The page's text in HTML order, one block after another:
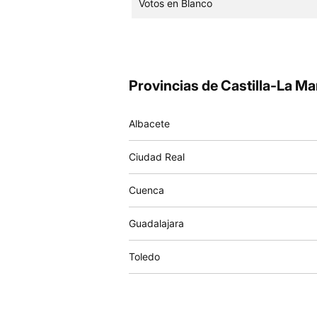
Votos en Blanco
Provincias de Castilla-La
Albacete
Ciudad Real
Cuenca
Guadalajara
Toledo